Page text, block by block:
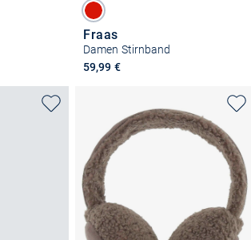
Fraas
Damen Stirnband
59,99 €